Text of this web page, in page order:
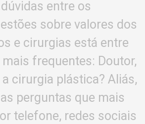
entre os
sobre valores dos
e cirurgias está entre
frequentes: Doutor,
cirurgia plástica? Aliás,
perguntas que mais
telefone, redes sociais